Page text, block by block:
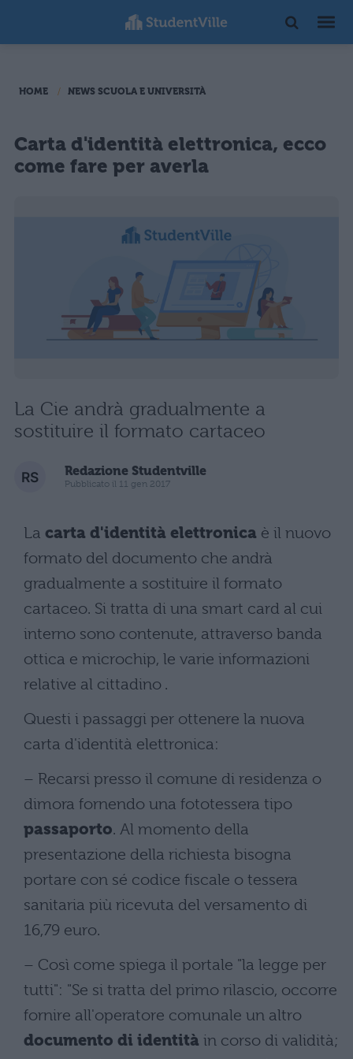
HOME NEWS SCUOLA E UNIVERSITÀ
Carta d'identità elettronica, ecco
come fare per averla
La Cie andrà gradualmente a
sostituire il formato cartaceo
Redazione Studentville
Pubblicato il 11 gen 2017
La carta d'identità elettronica è il nuovo
formato del documento che andrà
gradualmente a sostituire il formato
cartaceo. Si tratta di una smart card al cui
interno sono contenute, attraverso banda
ottica e microchip, le varie informazioni
relative al cittadino .
Questi i passaggi per ottenere la nuova
carta d'identità elettronica:
– Recarsi presso il comune di residenza o
dimora fornendo una fototessera tipo
passaporto. Al momento della
presentazione della richiesta bisogna
portare con sé codice fiscale o tessera
sanitaria più ricevuta del versamento di
16,79 euro.
– Così come spiega il portale "la legge per
tutti": "Se si tratta del primo rilascio, occorre
fornire all'operatore comunale un altro
documento di identità in corso di validità;